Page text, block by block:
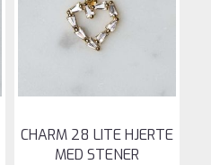
CHARM 28 LITE HJERTE
MED STENER